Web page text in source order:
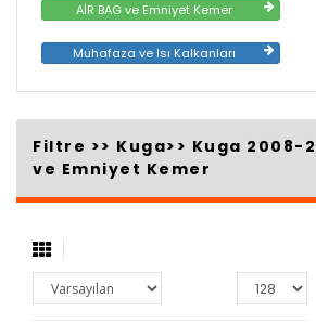
AİR BAG ve Emniyet Kemer
Muhafaza ve Isı Kalkanları
Filtre >> Kuga>> Kuga 2008-
ve Emniyet Kemer